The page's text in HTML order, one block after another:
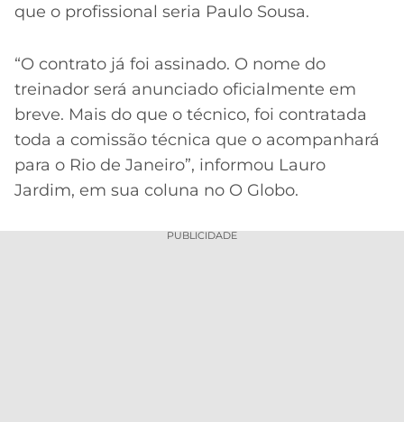
que o profissional seria Paulo Sousa.
“O contrato já foi assinado. O nome do
treinador será anunciado oficialmente em
breve. Mais do que o técnico, foi contratada
toda a comissão técnica que o acompanhará
para o Rio de Janeiro”, informou Lauro
Jardim, em sua coluna no O Globo.
PUBLICIDADE